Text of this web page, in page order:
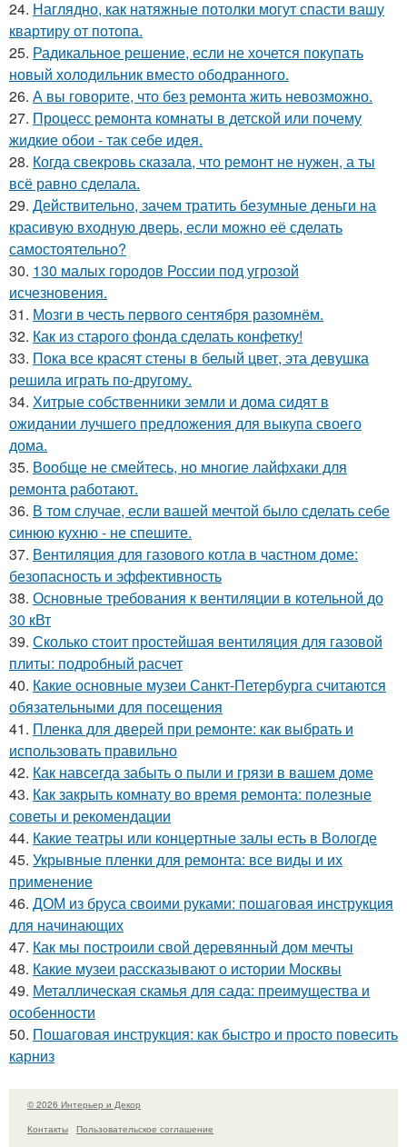
24. Наглядно, как натяжные потолки могут спасти вашу
квартиру от потопа.
25. Радикальное решение, если не хочется покупать
новый холодильник вместо ободранного.
26. А вы говорите, что без ремонта жить невозможно.
27. Процесс ремонта комнаты в детской или почему
жидкие обои - так себе идея.
28. Когда свекровь сказала, что ремонт не нужен, а ты
всё равно сделала.
29. Действительно, зачем тратить безумные деньги на
красивую входную дверь, если можно её сделать
самостоятельно?
30. 130 малых городов России под угрозой
исчезновения.
31. Мозги в честь первого сентября разомнём.
32. Как из старого фонда сделать конфетку!
33. Пока все красят стены в белый цвет, эта девушка
решила играть по-другому.
34. Хитрые собственники земли и дома сидят в
ожидании лучшего предложения для выкупа своего
дома.
35. Вообще не смейтесь, но многие лайфхаки для
ремонта работают.
36. В том случае, если вашей мечтой было сделать себе
синюю кухню - не спешите.
37. Вентиляция для газового котла в частном доме:
безопасность и эффективность
38. Основные требования к вентиляции в котельной до
30 кВт
39. Сколько стоит простейшая вентиляция для газовой
плиты: подробный расчет
40. Какие основные музеи Санкт-Петербурга считаются
обязательными для посещения
41. Пленка для дверей при ремонте: как выбрать и
использовать правильно
42. Как навсегда забыть о пыли и грязи в вашем доме
43. Как закрыть комнату во время ремонта: полезные
советы и рекомендации
44. Какие театры или концертные залы есть в Вологде
45. Укрывные пленки для ремонта: все виды и их
применение
46. ДОМ из бруса своими руками: пошаговая инструкция
для начинающих
47. Как мы построили свой деревянный дом мечты
48. Какие музеи рассказывают о истории Москвы
49. Металлическая скамья для сада: преимущества и
особенности
50. Пошаговая инструкция: как быстро и просто повесить
карниз
© 2026 Интерьер и Декор
Контакты
Пользовательское соглашение